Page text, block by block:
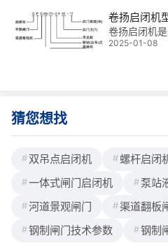
卷扬启闭机
卷扬启闭机
部分，类型
P：
2025-01-08
猜您想找
双吊点启闭机
螺杆启闭
一体式闸门启闭机
泵站
河道景观闸门
渠道翻板
钢制闸门技术参数
钢制